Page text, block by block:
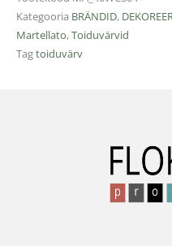
Kategooria BRÄNDID,
Martellato,Toiduvärvid
Tagtoiduvärv